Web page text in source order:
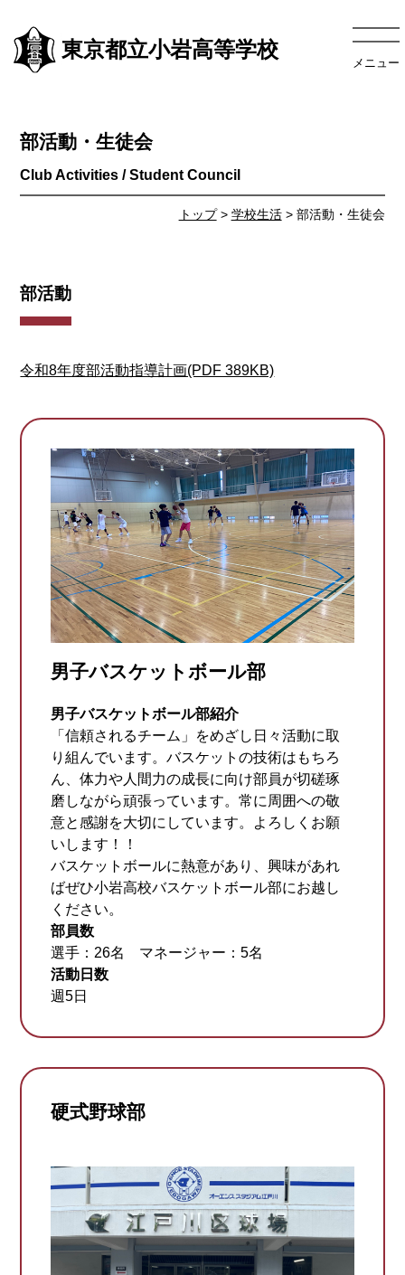
東京都立小岩高等学校
メニュー
トップ> 学校生活> 部活動・生徒会
部活動・生徒会
部活動
令和8年度部活動指導計画(PDF 389KB)
男子バスケットボール部
男子バスケットボール部紹介
「信頼されるチーム」をめざし日々活動に取
り組んでいます。バスケットの技術はもちろ
ん、体力や人間力の成長に向け部員が切磋琢
磨しながら頑張っています。常に周囲への敬
意と感謝を大切にしています。よろしくお願
いします！！
バスケットボールに熱意があり、興味があれ
ばぜひ小岩高校バスケットボール部にお越し
ください。
部員数
選手：26名 マネージャー：5名
活動日数
週5日
硬式野球部